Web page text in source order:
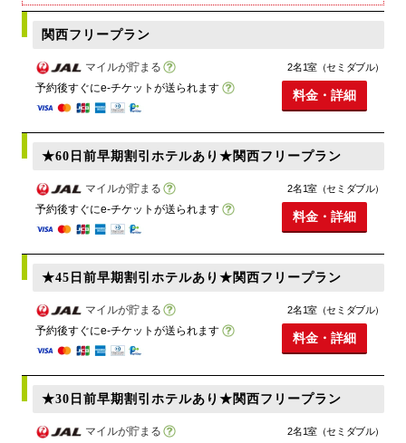
関西フリープラン
マイルが貯まる
予約後すぐにe-チケットが送られます
2名1室（セミダブル）
料金・詳細
★60日前早期割引ホテルあり★関西フリープラン
マイルが貯まる
予約後すぐにe-チケットが送られます
2名1室（セミダブル）
料金・詳細
★45日前早期割引ホテルあり★関西フリープラン
マイルが貯まる
予約後すぐにe-チケットが送られます
2名1室（セミダブル）
料金・詳細
★30日前早期割引ホテルあり★関西フリープラン
マイルが貯まる
2名1室（セミダブル）